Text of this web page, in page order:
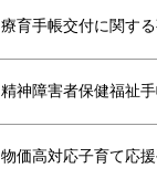
療育手帳交付に関す
精神障害者保健福祉
物価高対応子育て応